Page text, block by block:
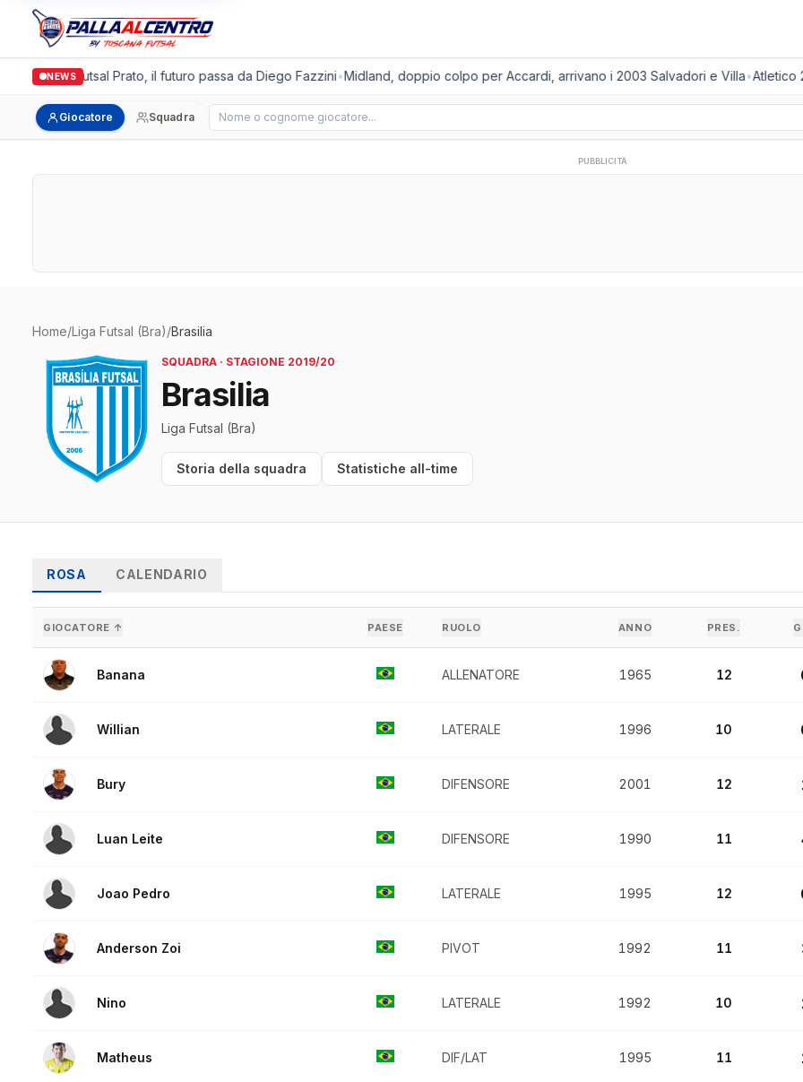
NEWS
Italgronda Futsal Prato, il futuro passa da Diego Fazzini•Midland, doppio colpo per Accardi, arrivano i 2003 Salvadori e Villa•Atletico
Giocatore Squadra Cerca giocatore
PUBBLICITÀ
Home/Liga Futsal (Bra)/Brasilia
SQUADRA · STAGIONE 2019/20
Brasilia
Liga Futsal (Bra)
Storia della squadra Statistiche all-time
ROSA CALENDARIO
GIOCATORE ↑ PAESE RUOLO ANNO PRES.
Banana ALLENATORE 1965 12
Willian LATERALE 1996 10
Bury DIFENSORE 2001 12
Luan Leite DIFENSORE 1990 11
Joao Pedro LATERALE 1995 12
Anderson Zoi PIVOT 1992 11
Nino LATERALE 1992 10
Matheus DIF/LAT 1995 11